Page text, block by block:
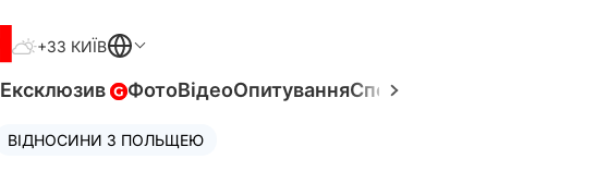
+33 КИЇВ
Ексклюзив ФотоВідеоОпитуванняСпецпроєкти
ВІДНОСИНИ З ПОЛЬЩЕЮ